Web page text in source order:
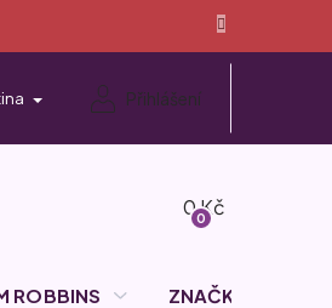
Přihlášení
Nákupní
košík
ROBBINS ZNAČKY